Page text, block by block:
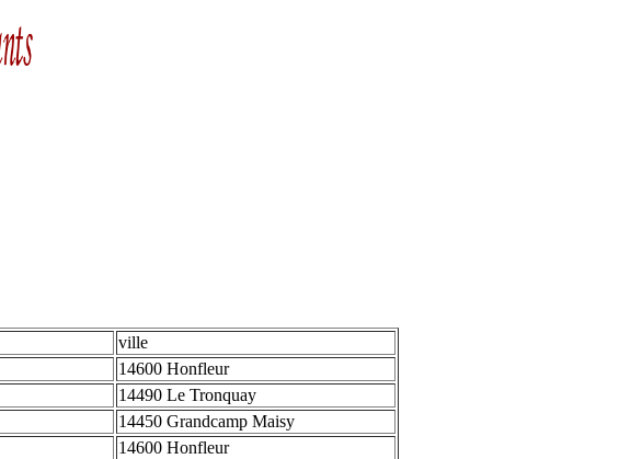
ville
14600 Honfleur
14490 Le Tronquay
14450 Grandcamp Maisy
14600 Honfleur